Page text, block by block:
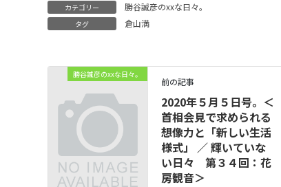
カテゴリー 勝谷誠彦のxxな日々。
タグ 倉山満
勝谷誠彦のxxな日々。
前の記事
2020年５月５日号。＜
首相会見で求められる
想像力と「新しい生活
様式」 ／ 輝いていな
い日々 第３４回：花
房観音＞